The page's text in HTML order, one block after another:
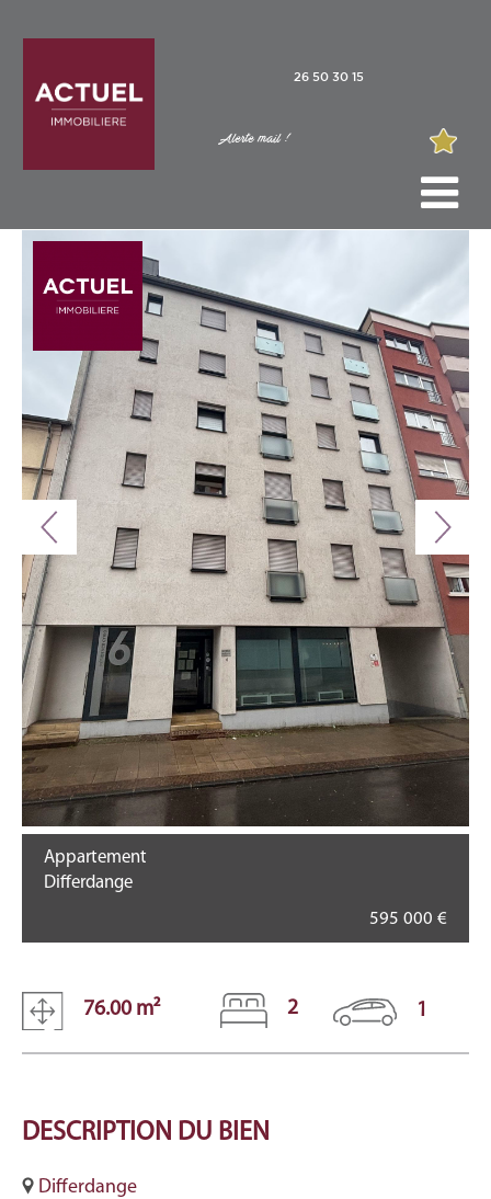
26 50 30 15
Alerte mail !
Appartement
Differdange
595 000 €
76.00 m² 2 1
DESCRIPTION DU BIEN
Differdange